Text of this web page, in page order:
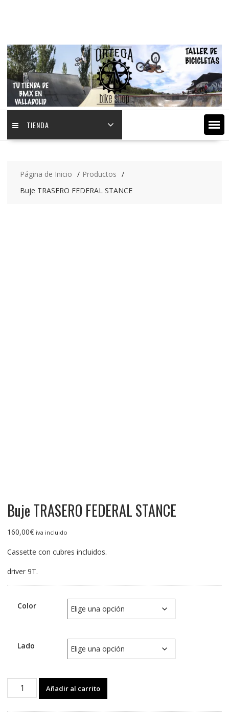
TIENDA
Página de Inicio
Productos
Buje TRASERO FEDERAL STANCE
Buje TRASERO FEDERAL STANCE
160,00€ iva incluido
Cassette con cubres incluidos.
driver 9T.
Color
Lado
Buje
Añadir al carrito